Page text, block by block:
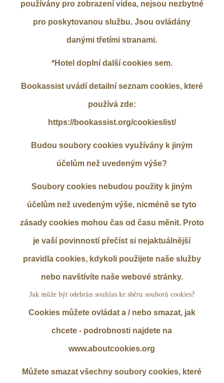
používány pro zobrazení videa, nejsou nezbytné
pro poskytovanou službu. Jsou ovládány
danými třetími stranami.
*Hotel doplní další cookies sem.
Bookassist uvádí detailní seznam cookies, které
používá zde:
https://bookassist.org/cookieslist/
Budou soubory cookies využívány k jiným
účelům než uvedeným výše?
Soubory cookies nebudou použity k jiným
účelům než uvedeným výše, nicméně se tyto
zásady cookies mohou čas od času měnit. Proto
je vaší povinností přečíst si nejaktuálnější
pravidla cookies, kdykoli použijete naše služby
nebo navštívíte naše webové stránky.
Jak může být odebrán souhlas ke sběru souborů cookies?
Cookies můžete ovládat a / nebo smazat, jak
chcete - podrobnosti najdete na
www.aboutcookies.org
Můžete smazat všechny soubory cookies, které